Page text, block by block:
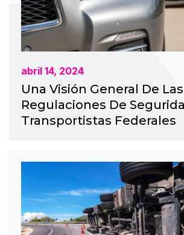
abril 14, 2024
Una Visión General De Las
Regulaciones De
Transportistas Federales